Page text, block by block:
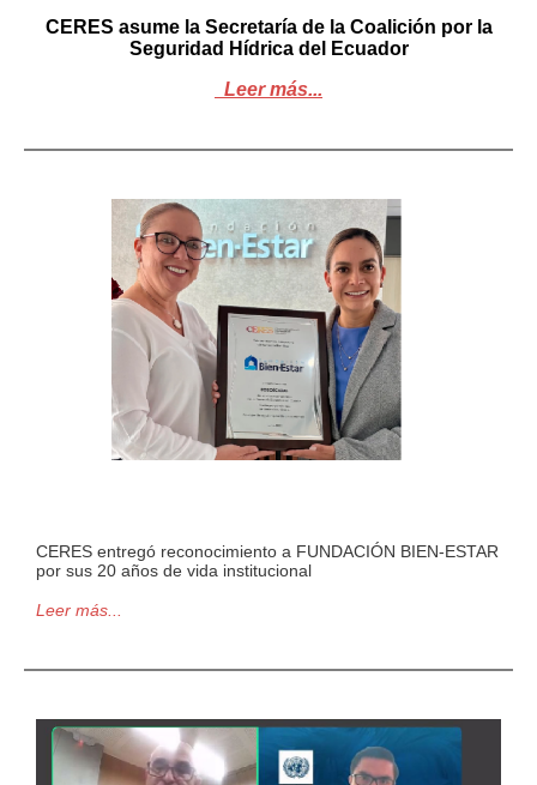
CERES asume la Secretaría de la Coalición por la
Seguridad Hídrica del Ecuador
Leer más...
CERES entregó reconocimiento a FUNDACIÓN BIEN-ESTAR
por sus 20 años de vida institucional
Leer más...